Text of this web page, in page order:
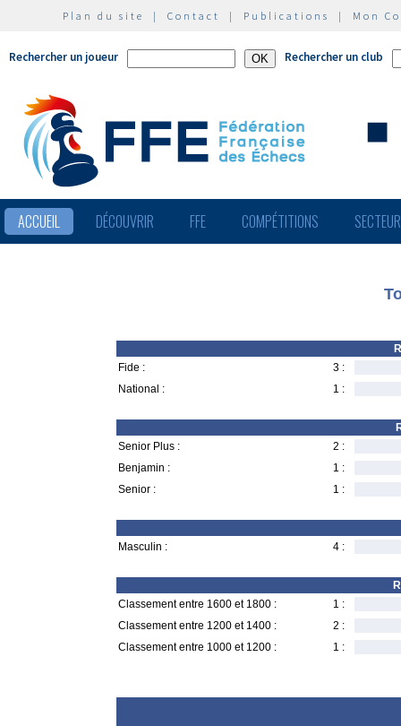
Plan du site | Contact | Publications | Mon
Rechercher un joueur Rechercher un club
ACCUEIL DÉCOUVRIR FFE COMPÉTITIONS
Fide :
3 :
National :
1 :
Senior Plus :
2 :
Benjamin :
1 :
Senior :
1 :
Masculin : 4 :
Classement entre 1600 et 1800 :
1 :
Classement entre 1200 et 1400 :
2 :
Classement entre 1000 et 1200 :
1 :